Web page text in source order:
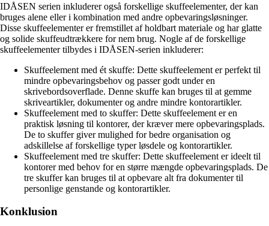
IDÅSEN serien inkluderer også forskellige skuffeelementer, der kan
bruges alene eller i kombination med andre opbevaringsløsninger.
Disse skuffeelementer er fremstillet af holdbart materiale og har glatte
og solide skuffeudtrækkere for nem brug. Nogle af de forskellige
skuffeelementer tilbydes i IDÅSEN-serien inkluderer:
Skuffeelement med ét skuffe: Dette skuffeelement er perfekt til
mindre opbevaringsbehov og passer godt under en
skrivebordsoverflade. Denne skuffe kan bruges til at gemme
skriveartikler, dokumenter og andre mindre kontorartikler.
Skuffeelement med to skuffer: Dette skuffeelement er en
praktisk løsning til kontorer, der kræver mere opbevaringsplads.
De to skuffer giver mulighed for bedre organisation og
adskillelse af forskellige typer løsdele og kontorartikler.
Skuffeelement med tre skuffer: Dette skuffeelement er ideelt til
kontorer med behov for en større mængde opbevaringsplads. De
tre skuffer kan bruges til at opbevare alt fra dokumenter til
personlige genstande og kontorartikler.
Konklusion